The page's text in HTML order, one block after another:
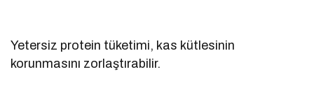
Yetersiz protein tüketimi, kas kütlesinin
korunmasını zorlaştırabilir.